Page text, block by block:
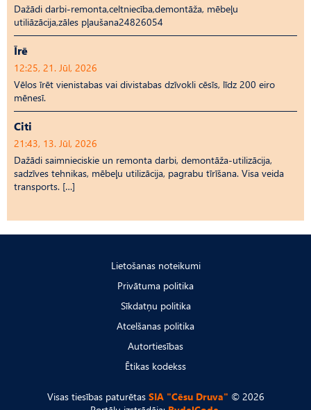
Dažādi darbi-remonta,celtniecība,demontāža, mēbeļu
utiliāzācija,zāles pļaušana24826054
Īrē
12:25, 21. Jūl, 2026
Vēlos īrēt vienistabas vai divistabas dzīvokli cēsīs, līdz 200 eiro
mēnesī.
Citi
21:43, 13. Jūl, 2026
Dažādi saimnieciskie un remonta darbi, demontāža-utilizācija,
sadzīves tehnikas, mēbeļu utilizācija, pagrabu tīrīšana. Visa veida
transports. […]
Lietošanas noteikumi
Privātuma politika
Sīkdatņu politika
Atcelšanas politika
Autortiesības
Ētikas kodekss
Visas tiesības paturētas SIA "Cēsu Druva" © 2026